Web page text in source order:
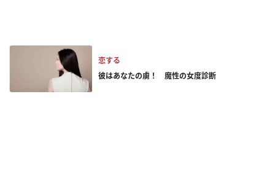
恋する
彼はあなたの虜！ 魔性の女度診断